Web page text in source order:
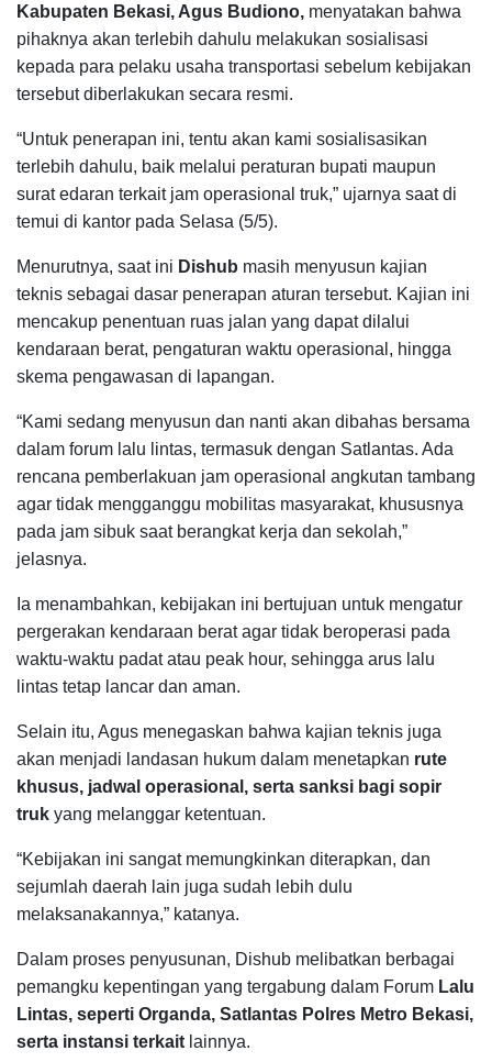
Kabupaten Bekasi, Agus Budiono, menyatakan bahwa
pihaknya akan terlebih dahulu melakukan sosialisasi
kepada para pelaku usaha transportasi sebelum kebijakan
tersebut diberlakukan secara resmi.
“Untuk penerapan ini, tentu akan kami sosialisasikan
terlebih dahulu, baik melalui peraturan bupati maupun
surat edaran terkait jam operasional truk,” ujarnya saat di
temui di kantor pada Selasa (5/5).
Menurutnya, saat ini Dishub masih menyusun kajian
teknis sebagai dasar penerapan aturan tersebut. Kajian ini
mencakup penentuan ruas jalan yang dapat dilalui
kendaraan berat, pengaturan waktu operasional, hingga
skema pengawasan di lapangan.
“Kami sedang menyusun dan nanti akan dibahas bersama
dalam forum lalu lintas, termasuk dengan Satlantas. Ada
rencana pemberlakuan jam operasional angkutan tambang
agar tidak mengganggu mobilitas masyarakat, khususnya
pada jam sibuk saat berangkat kerja dan sekolah,”
jelasnya.
Ia menambahkan, kebijakan ini bertujuan untuk mengatur
pergerakan kendaraan berat agar tidak beroperasi pada
waktu-waktu padat atau peak hour, sehingga arus lalu
lintas tetap lancar dan aman.
Selain itu, Agus menegaskan bahwa kajian teknis juga
akan menjadi landasan hukum dalam menetapkan rute
khusus, jadwal operasional, serta sanksi bagi sopir
truk yang melanggar ketentuan.
“Kebijakan ini sangat memungkinkan diterapkan, dan
sejumlah daerah lain juga sudah lebih dulu
melaksanakannya,” katanya.
Dalam proses penyusunan, Dishub melibatkan berbagai
pemangku kepentingan yang tergabung dalam Forum Lalu
Lintas, seperti Organda, Satlantas Polres Metro Bekasi,
serta instansi terkait lainnya.